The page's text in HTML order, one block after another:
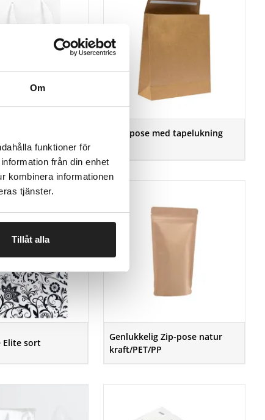
Om
funktioner för
från din enhet
kombinera informationen
tjänster.
Tillåt alla
Gavepose med tapelukning
Elite sort
Genlukkelig Zip-pose natur
kraft/PET/PP